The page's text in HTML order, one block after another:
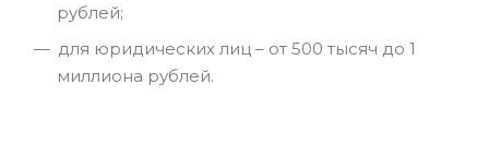
рублей;
для юридических лиц – от 500 тысяч до 1
миллиона рублей.